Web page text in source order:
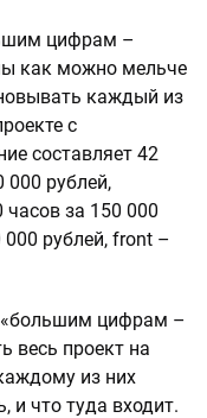
цифрам –
как можно мельче
каждый из
с
составляет 42
000 рублей,
за 150 000
рублей, front –
«большим цифрам –
весь проект на
из них
и что туда входит.